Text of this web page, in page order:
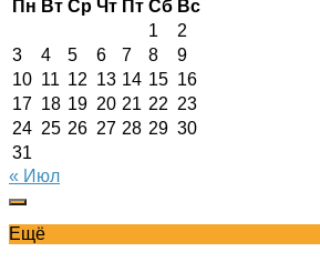
Пн Вт Ср Чт Пт Сб Вс
1
2
3
4 5 6 7 8
9
10 11 12 13 14 15 16
17 18 19 20 21 22 23
24 25 26 27 28 29 30
31
« Июл
Ещё